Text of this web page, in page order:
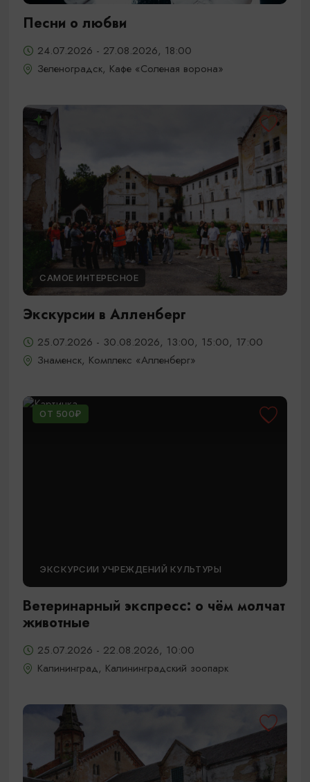
Песни о любви
24.07.2026 - 27.08.2026, 18:00
Зеленоградск, Кафе «Соленая ворона»
САМОЕ ИНТЕРЕСНОЕ
Экскурсии в Алленберг
25.07.2026 - 30.08.2026, 13:00, 15:00, 17:00
Знаменск, Комплекс «Алленберг»
ОТ 500₽
ЭКСКУРСИИ УЧРЕЖДЕНИЙ КУЛЬТУРЫ
Ветеринарный экспресс: о чём молчат
животные
25.07.2026 - 22.08.2026, 10:00
Калининград, Калининградский зоопарк